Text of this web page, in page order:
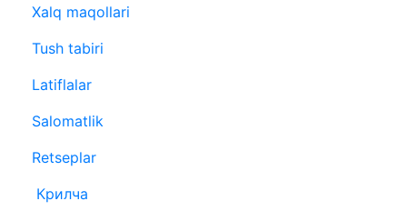
Xalq maqollari
Tush tabiri
Latiflalar
Salomatlik
Retseplar
Крилча